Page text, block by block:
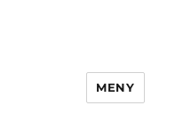
MENY